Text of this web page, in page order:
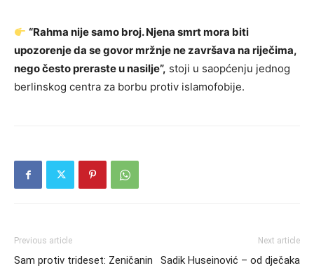
“Rahma nije samo broj. Njena smrt mora biti
upozorenje da se govor mržnje ne završava na riječima,
nego često preraste u nasilje”, stoji u saopćenju jednog
berlinskog centra za borbu protiv islamofobije.
Previous article
Sam protiv trideset: Zeničanin
Next article
Sadik Huseinović – od dječaka